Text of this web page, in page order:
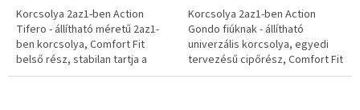
Korcsolya 2az1-ben Action
Tifero - állítható méretű 2az1-
ben korcsolya, Comfort Fit
belső rész, stabilan tartja a
bokát
Korcsolya 2az1-ben Action
Gondo fiúknak - állítható
univerzális korcsolya, egyedi
tervezésű cipőrész, Comfort Fit
rendszer